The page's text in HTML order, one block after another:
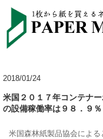
2018/01/24
米国２０１７年コンテナ
の設備稼働率は９８．９％
米国森林紙製品協会によ